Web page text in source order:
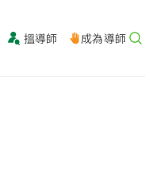
搵導師 成為導師